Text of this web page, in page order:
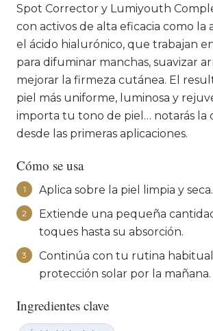
Spot Corrector y Lumiyouth
con activos de alta eficacia como la
el ácido hialurónico, que trabajan
para difuminar manchas, suavizar
mejorar la firmeza cutánea. El
piel más uniforme, luminosa y
importa tu tono de piel… notarás la
desde las primeras aplicaciones.
Cómo se usa
1 Aplica sobre la piel limpia y seca.
2
Extiende una pequeña
toques hasta su absorción.
3
Continúa con tu rutina
protección solar por la mañana.
Ingredientes clave